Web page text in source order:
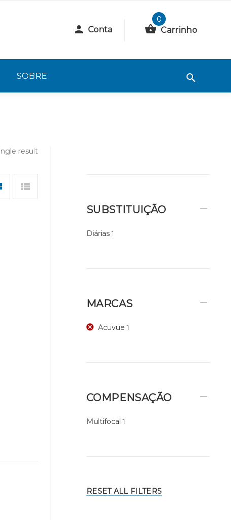
Conta
0
Carrinho
SOBRE
result
SUBSTITUIÇÃO
Diárias 1
MARCAS
Acuvue 1
COMPENSAÇÃO
Multifocal 1
RESET ALL FILTERS